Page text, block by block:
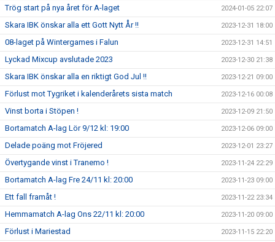
Trög start på nya året för A-laget 2024-01-05 22:07
Skara IBK önskar alla ett Gott Nytt År !! 2023-12-31 18:00
08-laget på Wintergames i Falun 2023-12-31 14:51
Lyckad Mixcup avslutade 2023 2023-12-30 21:38
Skara IBK önskar alla en riktigt God Jul !! 2023-12-21 09:00
Förlust mot Tygriket i kalenderårets sista match 2023-12-16 00:08
Vinst borta i Stöpen ! 2023-12-09 21:50
Bortamatch A-lag Lör 9/12 kl: 19:00 2023-12-06 09:00
Delade poäng mot Fröjered 2023-12-01 23:27
Övertygande vinst i Tranemo ! 2023-11-24 22:29
Bortamatch A-lag Fre 24/11 kl: 20:00 2023-11-23 09:00
Ett fall framåt ! 2023-11-22 23:34
Hemmamatch A-lag Ons 22/11 kl: 20:00 2023-11-20 09:00
Förlust i Mariestad 2023-11-15 22:20